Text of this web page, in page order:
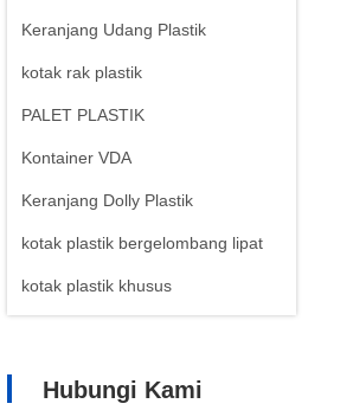
Keranjang Udang Plastik
kotak rak plastik
PALET PLASTIK
Kontainer VDA
Keranjang Dolly Plastik
kotak plastik bergelombang lipat
kotak plastik khusus
Hubungi Kami